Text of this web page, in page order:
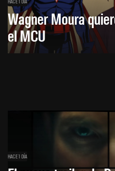
Wagner Moura
el MCU
HACE 1 DÍA